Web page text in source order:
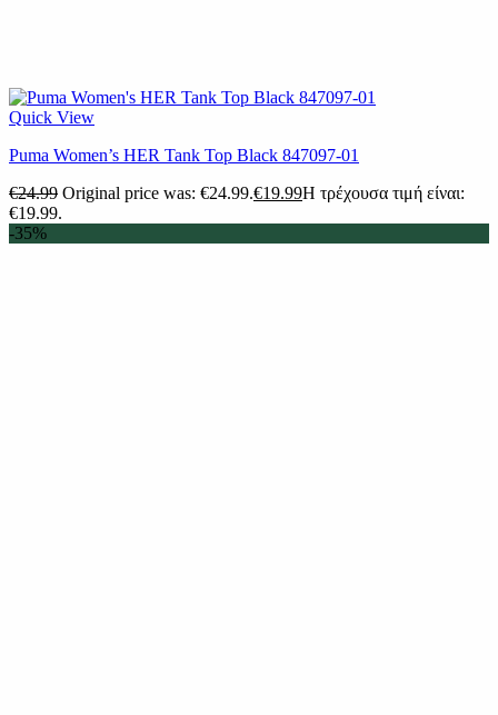
Quick View
Puma Women’s HER Tank Top Black 847097-01
€24.99 Original price was: €24.99.€19.99Η τρέχουσα τιμή είναι:
€19.99.
-35%